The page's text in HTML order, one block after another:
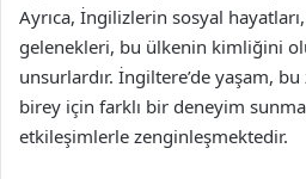
Ayrıca, İngilizlerin sosyal
gelenekleri, bu ülkenin kimliğini
unsurlardır. İngiltere’de yaşam,
birey için farklı bir deneyim
etkileşimlerle zenginleşmektedir.